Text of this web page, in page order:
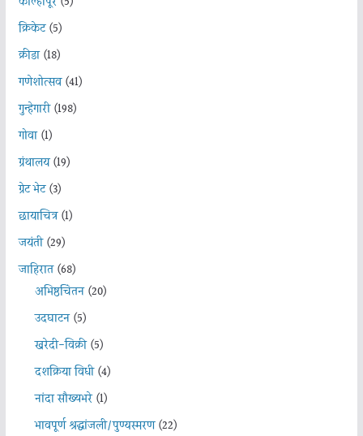
क्रिकेट(5)
क्रीडा(18)
गणेशोत्सव(41)
गुन्हेगारी(198)
गोवा(1)
ग्रंथालय(19)
ग्रेट भेट(3)
छायाचित्र(1)
जयंती(29)
जाहिरात(68)
अभिष्ठचिंतन(20)
उदघाटन(5)
खरेदी-विक्री(5)
दशक्रिया विधी(4)
नांदा सौख्यभरे(1)
भावपूर्ण श्रद्धांजली/पुण्यस्मरण(22)